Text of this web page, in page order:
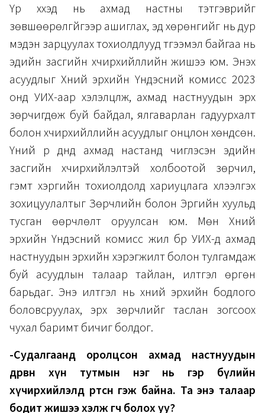
Үр хүүхэд нь ахмад настны тэтгэврийг
зөвшөөрөлгүйгээр ашиглах, эд хөрөнгийг нь дур
мэдэн зарцуулах тохиолдлууд түгээмэл байгаа нь
эдийн засгийн хүчирхийллийн жишээ юм. Энэхүү
асуудлыг Хүний эрхийн Үндэсний комисс 2023
онд УИХ-аар хэлэлцүүлж, ахмад настнуудын эрх
зөрчигдөж буй байдал, ялгаварлан гадуурхалт
болон хүчирхийллийн асуудлыг онцлон хөндсөн.
Үүний үр дүнд ахмад настанд чиглэсэн эдийн
засгийн хүчирхийлэлтэй холбоотой зөрчил,
гэмт хэргийн тохиолдолд хариуцлага хүлээлгэх
зохицуулалтыг Зөрчлийн болон Эрүүгийн хуульд
тусган өөрчлөлт оруулсан юм. Мөн Хүний
эрхийн Үндэсний комисс жил бүр УИХ-д ахмад
настнуудын эрхийн хэрэгжилт болон тулгамдаж
буй асуудлын талаар тайлан, илтгэл өргөн
барьдаг. Энэ илтгэл нь хүний эрхийн бодлого
боловсруулах, эрх зөрчлийг таслан зогсоох
чухал баримт бичиг болдог.
-Судалгаанд оролцсон ахмад настнуудын
дөрвөн хүн тутмын нэг нь гэр бүлийн
хүчирхийлэлд өртсөн гэж байна. Та энэ талаар
бодит жишээ хэлж өгч болох уу?